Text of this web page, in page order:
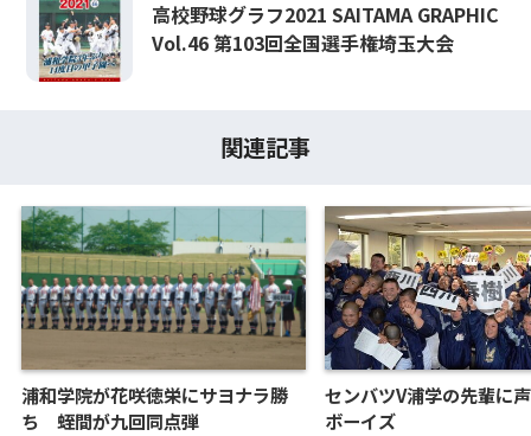
高校野球グラフ2021 SAITAMA GRAPHIC
Vol.46 第103回全国選手権埼玉大会
関連記事
浦和学院が花咲徳栄にサヨナラ勝
ち 蛭間が九回同点弾
センバツV浦学の先輩に
ボーイズ